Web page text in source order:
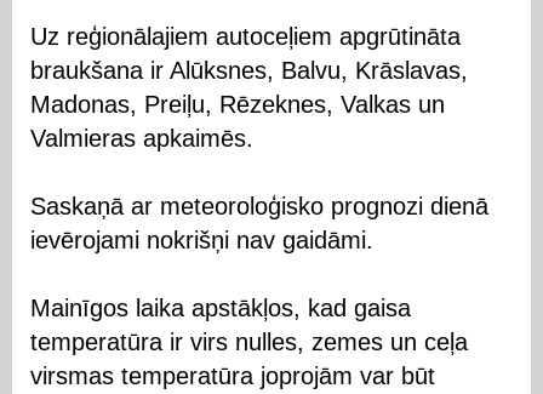
Uz reģionālajiem autoceļiem apgrūtināta
braukšana ir Alūksnes, Balvu, Krāslavas,
Madonas, Preiļu, Rēzeknes, Valkas un
Valmieras apkaimēs.
Saskaņā ar meteoroloģisko prognozi dienā
ievērojami nokrišņi nav gaidāmi.
Mainīgos laika apstākļos, kad gaisa
temperatūra ir virs nulles, zemes un ceļa
virsmas temperatūra joprojām var būt